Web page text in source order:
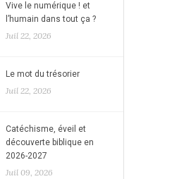
Vive le numérique ! et
l’humain dans tout ça ?
Juil 22, 2026
Le mot du trésorier
Juil 22, 2026
Catéchisme, éveil et
découverte biblique en
2026-2027
Juil 09, 2026